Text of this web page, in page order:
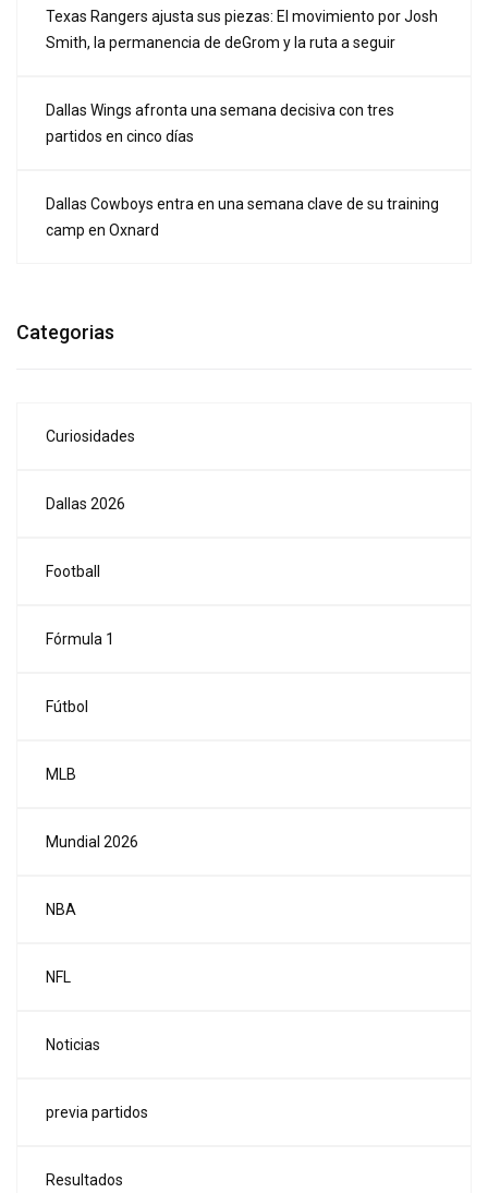
Texas Rangers ajusta sus piezas: El movimiento por Josh
Smith, la permanencia de deGrom y la ruta a seguir
Dallas Wings afronta una semana decisiva con tres
partidos en cinco días
Dallas Cowboys entra en una semana clave de su training
camp en Oxnard
Categorias
Curiosidades
Dallas 2026
Football
Fórmula 1
Fútbol
MLB
Mundial 2026
NBA
NFL
Noticias
previa partidos
Resultados